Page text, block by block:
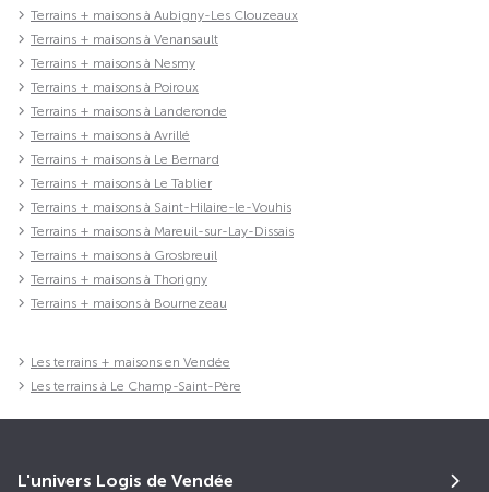
Terrains + maisons à Aubigny-Les Clouzeaux
Terrains + maisons à Venansault
Terrains + maisons à Nesmy
Terrains + maisons à Poiroux
Terrains + maisons à Landeronde
Terrains + maisons à Avrillé
Terrains + maisons à Le Bernard
Terrains + maisons à Le Tablier
Terrains + maisons à Saint-Hilaire-le-Vouhis
Terrains + maisons à Mareuil-sur-Lay-Dissais
Terrains + maisons à Grosbreuil
Terrains + maisons à Thorigny
Terrains + maisons à Bournezeau
Les terrains + maisons en Vendée
Les terrains à Le Champ-Saint-Père
L'univers Logis de Vendée